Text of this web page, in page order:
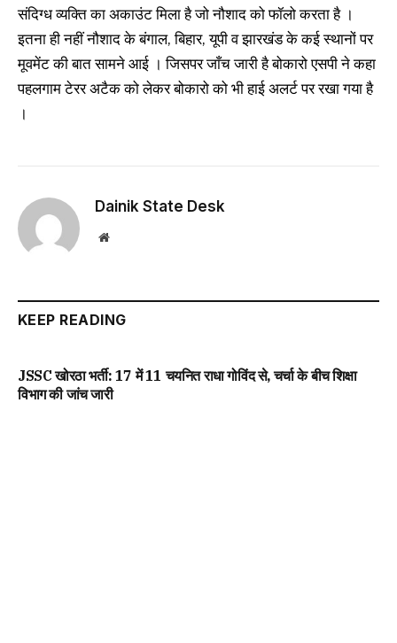
संदिग्ध व्यक्ति का अकाउंट मिला है जो नौशाद को फॉलो करता है ।
इतना ही नहीं नौशाद के बंगाल, बिहार, यूपी व झारखंड के कई स्थानों पर
मूवमेंट की बात सामने आई । जिसपर जाँच जारी है बोकारो एसपी ने कहा
पहलगाम टेरर अटैक को लेकर बोकारो को भी हाई अलर्ट पर रखा गया है
।
Dainik State Desk
Website
KEEP READING
JSSC खोरठा भर्ती: 17 में 11 चयनित राधा गोविंद से, चर्चा के बीच शिक्षा
विभाग की जांच जारी